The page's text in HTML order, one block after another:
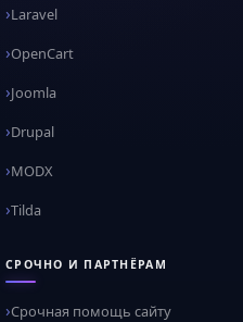
Laravel
OpenCart
Joomla
Drupal
MODX
Tilda
СРОЧНО И ПАРТНЁРАМ
Срочная помощь сайту